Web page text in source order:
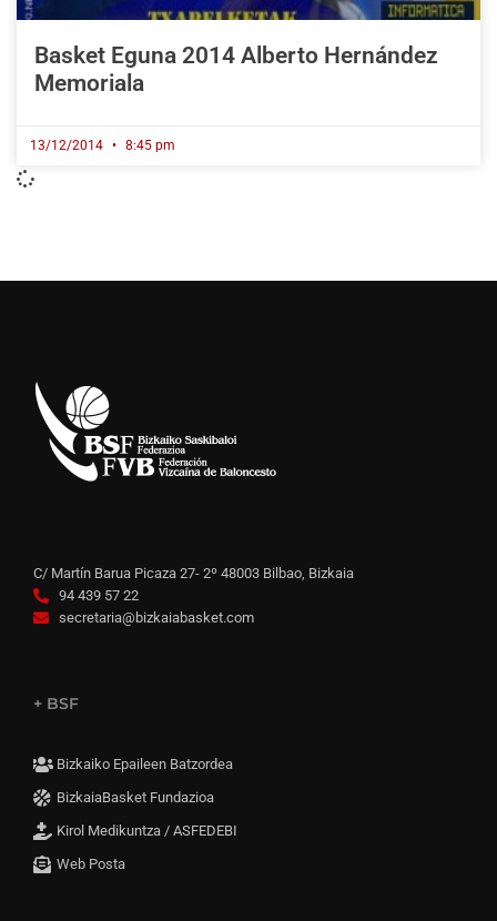
Basket Eguna 2014 Alberto Hernández
Memoriala
13/12/2014 8:45 pm
C/ Martín Barua Picaza 27- 2º 48003 Bilbao, Bizkaia
94 439 57 22
secretaria@bizkaiabasket.com
+ BSF
Bizkaiko Epaileen Batzordea
BizkaiaBasket Fundazioa
Kirol Medikuntza / ASFEDEBI
Web Posta